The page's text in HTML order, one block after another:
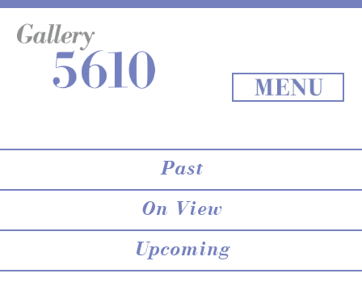
MENU
Exhibition
About 5610
Archives
Map
online store
Staff Blog
Past
On View
Upcoming